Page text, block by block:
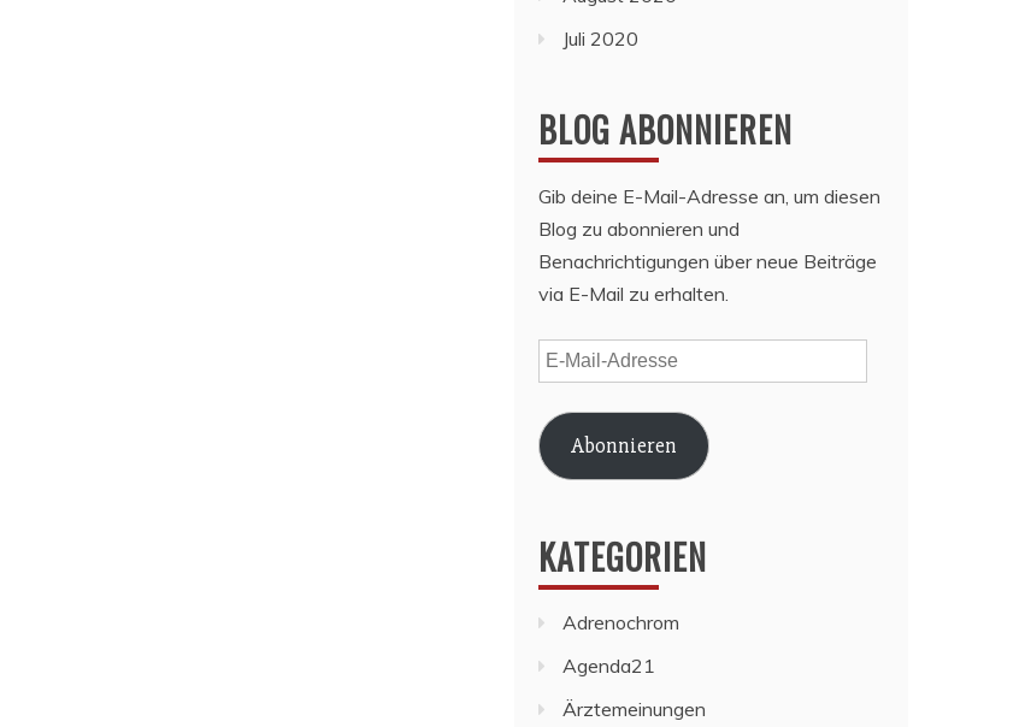
Juli 2020
BLOG ABONNIEREN
Gib deine E-Mail-Adresse an, um diesen
Blog zu abonnieren und
Benachrichtigungen über neue Beiträge
via E-Mail zu erhalten.
E-
Mail-
Adresse
Abonnieren
KATEGORIEN
Adrenochrom
Agenda21
Ärztemeinungen